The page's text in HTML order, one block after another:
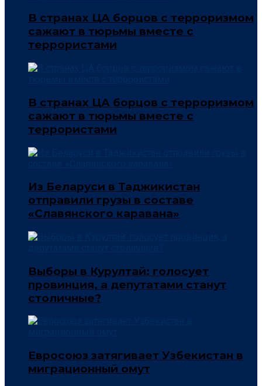
В странах ЦА борцов с терроризмом
сажают в тюрьмы вместе с
террористами
В странах ЦА борцов с терроризмом
сажают в тюрьмы вместе с
террористами
Из Беларуси в Таджикистан
отправили грузы в составе
«Славянского каравана»
Выборы в Курултай: голосует
провинция, а депутатами станут
столичные?
Евросоюз затягивает Узбекистан в
миграционный омут